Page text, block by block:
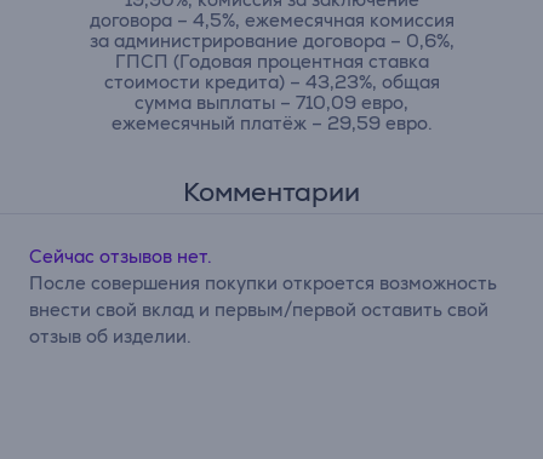
договора – 4,5%, ежемесячная комиссия
за администрирование договора – 0,6%,
ГПСП (Годовая процентная ставка
стоимости кредита) – 43,23%, общая
сумма выплаты – 710,09 евро,
ежемесячный платёж – 29,59 евро.
Комментарии
Сейчас отзывов нет.
После совершения покупки откроется возможность
внести свой вклад и первым/первой оставить свой
отзыв об изделии.